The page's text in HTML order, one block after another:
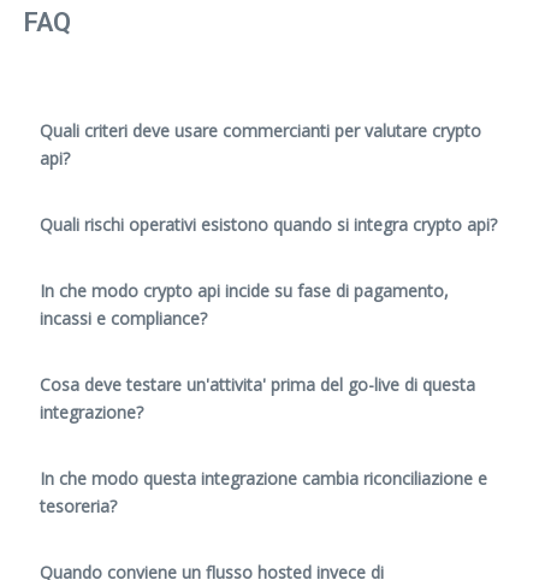
FAQ
Quali criteri deve usare commercianti per valutare crypto
api?
Quali rischi operativi esistono quando si integra crypto api?
In che modo crypto api incide su fase di pagamento,
incassi e compliance?
Cosa deve testare un'attivita' prima del go-live di questa
integrazione?
In che modo questa integrazione cambia riconciliazione e
tesoreria?
Quando conviene un flusso hosted invece di